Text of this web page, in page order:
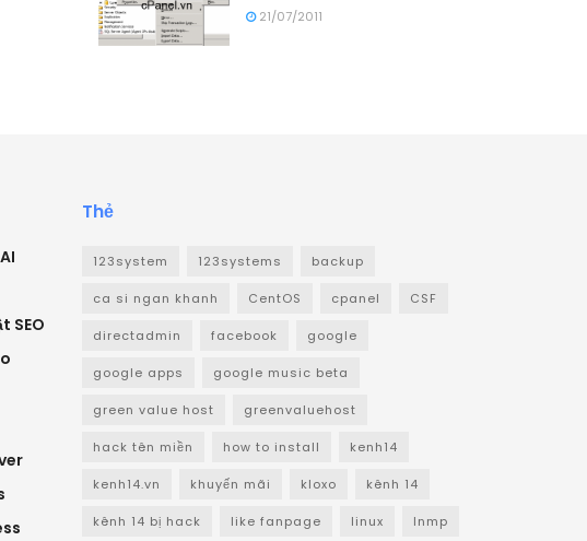
21/07/2011
SEO
Thẻ
123system 123systems backup
ca si ngan khanh CentOS cpanel CSF
directadmin facebook google
google apps google music beta
green value host greenvaluehost
hack tên miền how to install kenh14
kenh14.vn khuyến mãi kloxo kênh 14
kênh 14 bị hack like fanpage linux lnmp